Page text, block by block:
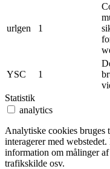
urlgen 1
YSC 1
Statistik
analytics
Analytiske cookies bruges
interagerer med
information om målinger
trafikskilde osv.